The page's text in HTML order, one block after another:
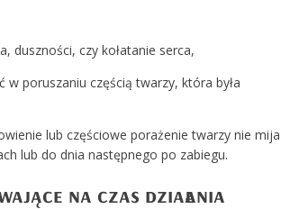
duszności, czy kołatanie serca,
w poruszaniu częścią twarzy, która była
lub częściowe porażenie twarzy nie mija
lub do dnia następnego po zabiegu.
na czas działania